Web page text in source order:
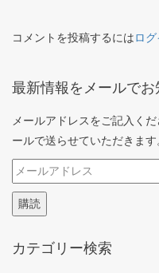
コメントを投稿するにはロ
最新情報をメールでお
メールアドレスをご記入く
ールで送らせていただきます
メ
ー
ル
ド
購読
カテゴリー検索